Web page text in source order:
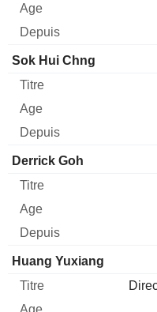
Sok Hui Chng
Derrick Goh
Huang Yuxiang